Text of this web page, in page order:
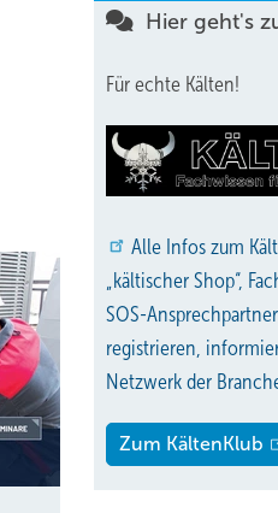
Hier geht's
Für echte Kälten!
Alle Infos zum
„kältischer Shop“,
SOS-
registrieren,
Netzwerk der
Zum KältenKlub